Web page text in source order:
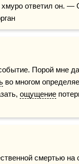
ответил он. —
Порой мне
во многом
ощущение
смертью на